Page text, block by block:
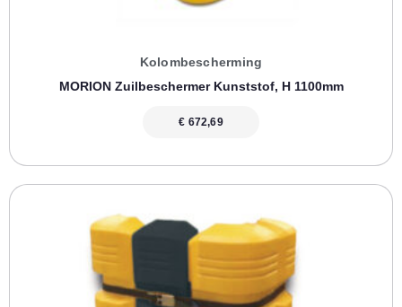
Kolombescherming
MORION Zuilbeschermer Kunststof, H 1100mm
€ 672,69